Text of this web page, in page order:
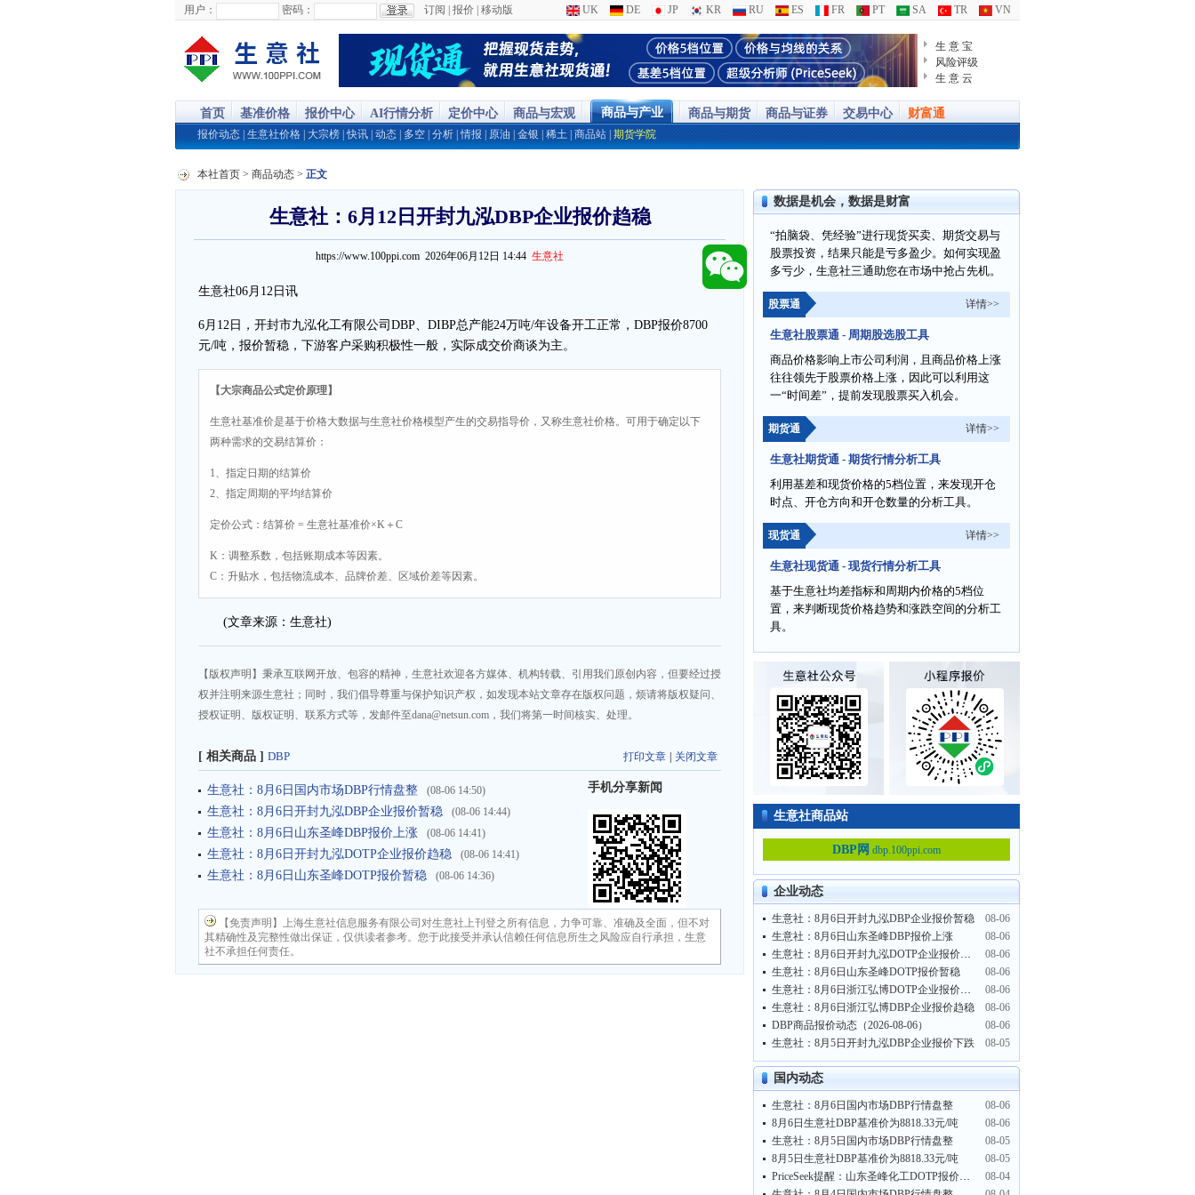
用户： 密码： 订阅 报价 移动版 UK DE JP KR RU ES FR PT SA TR VN
生 意 宝
风险评级
生 意 云
首页 基准价格 报价中心 AI行情分析 定价中心 商品与宏观 商品与产业 商品与期货 商品与证券 交易中心 财富通
报价动态 生意社价格 大宗榜 |快讯 动态 多空 分析 |情报 原油 金银 稀土 商品站 期货学院
本社首页 > 商品动态 > 正文
生意社：6月12日开封九泓DBP企业报价趋稳
https://www.100ppi.com 2026年06月12日 14:44 生意社
生意社06月12日讯
6月12日，开封市九泓化工有限公司DBP、DIBP总产能24万吨/年设备开工正常，DBP报价8700
元/吨，报价暂稳，下游客户采购积极性一般，实际成交价商谈为主。
【大宗商品公式定价原理】
生意社基准价是基于价格大数据与生意社价格模型产生的交易指导价，又称生意社价格。可用于确定以下
两种需求的交易结算价：
1、指定日期的结算价
2、指定周期的平均结算价
定价公式：结算价 = 生意社基准价×K＋C
K：调整系数，包括账期成本等因素。
C：升贴水，包括物流成本、品牌价差、区域价差等因素。
(文章来源：生意社)
【版权声明】秉承互联网开放、包容的精神，生意社欢迎各方媒体、机构转载、引用我们原创内容，但要经过授
权并注明来源生意社；同时，我们倡导尊重与保护知识产权，如发现本站文章存在版权问题，烦请将版权疑问、
授权证明、版权证明、联系方式等，发邮件至dana@netsun.com，我们将第一时间核实、处理。
打印文章 关闭文章
[ 相关商品 ] DBP
生意社：8月6日国内市场DBP行情盘整 (08-06 14:50)
生意社：8月6日开封九泓DBP企业报价暂稳 (08-06 14:44)
生意社：8月6日山东圣峰DBP报价上涨 (08-06 14:41)
生意社：8月6日开封九泓DOTP企业报价趋稳 (08-06 14:41)
生意社：8月6日山东圣峰DOTP报价暂稳 (08-06 14:36)
手机分享新闻
【免责声明】上海生意社信息服务有限公司对生意社上刊登之所有信息，力争可靠、准确及全面，但不对
其精确性及完整性做出保证，仅供读者参考。您于此接受并承认信赖任何信息所生之风险应自行承担，生意
社不承担任何责任。
数据是机会，数据是财富
“拍脑袋、凭经验”进行现货买卖、期货交易与
股票投资，结果只能是亏多盈少。如何实现盈
多亏少，生意社三通助您在市场中抢占先机。
股票通 详情>>
生意社股票通 - 周期股选股工具
商品价格影响上市公司利润，且商品价格上涨
往往领先于股票价格上涨，因此可以利用这
一“时间差”，提前发现股票买入机会。
期货通 详情>>
生意社期货通 - 期货行情分析工具
利用基差和现货价格的5档位置，来发现开仓
时点、开仓方向和开仓数量的分析工具。
现货通 详情>>
生意社现货通 - 现货行情分析工具
基于生意社均差指标和周期内价格的5档位
置，来判断现货价格趋势和涨跌空间的分析工
具。
生意社商品站
DBP网 dbp.100ppi.com
企业动态
生意社：8月6日开封九泓DBP企业报价暂稳
08-06
生意社：8月6日山东圣峰DBP报价上涨
08-06
生意社：8月6日开封九泓DOTP企业报价趋稳
08-06
生意社：8月6日山东圣峰DOTP报价暂稳
08-06
生意社：8月6日浙江弘博DOTP企业报价趋稳
08-06
生意社：8月6日浙江弘博DBP企业报价趋稳
08-06
DBP商品报价动态（2026-08-06）
08-06
生意社：8月5日开封九泓DBP企业报价下跌
08-05
国内动态
生意社：8月6日国内市场DBP行情盘整
08-06
8月6日生意社DBP基准价为8818.33元/吨
08-06
生意社：8月5日国内市场DBP行情盘整
08-05
8月5日生意社DBP基准价为8818.33元/吨
08-05
PriceSeek提醒：山东圣峰化工DOTP报价上调100元/吨
08-04